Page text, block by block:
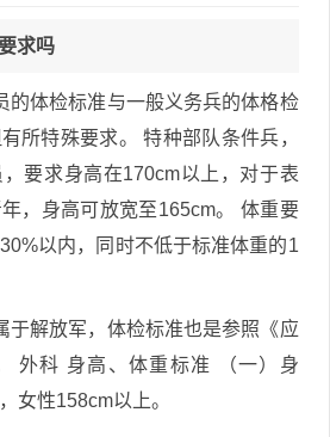
求吗
的体检标准与一般义务兵的体格检
所特殊要求。 特种部队条件兵，
要求身高在170cm以上，对于表
，身高可放宽至165cm。 体重要
以内，同时不低于标准体重的1
于解放军，体检标准也是参照《应
外科 身高、体重标准 （一）身
女性158cm以上。